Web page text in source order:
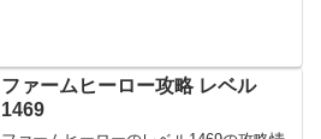
ファームヒーロー攻略 レベル
1469